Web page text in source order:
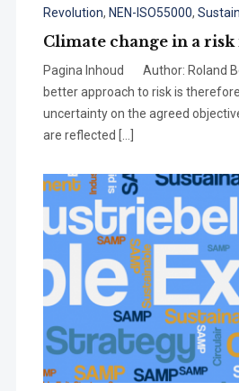
Revolution, NEN-ISO55000,
Climate change in a
Pagina Inhoud Author: Roland
better approach to risk is
uncertainty on the agreed
are reflected […]